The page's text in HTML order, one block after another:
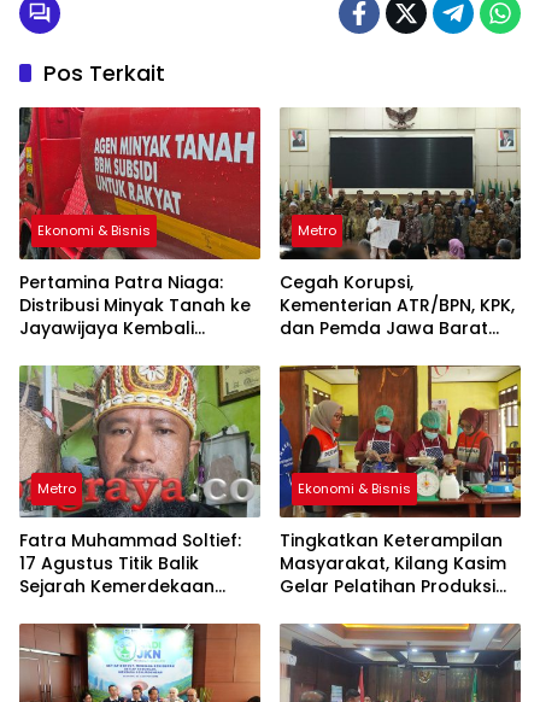
Pos Terkait
Ekonomi & Bisnis
Pertamina Patra Niaga:
Distribusi Minyak Tanah ke
Jayawijaya Kembali
Metro
Cegah Korupsi,
Kementerian ATR/BPN, KPK,
dan Pemda Jawa Barat
Metro
Fatra Muhammad Soltief:
17 Agustus Titik Balik
Sejarah Kemerdekaan
Ekonomi & Bisnis
Tingkatkan Keterampilan
Masyarakat, Kilang Kasim
Gelar Pelatihan Produksi